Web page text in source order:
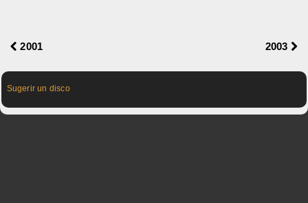
2001 2003
Sugerir un disco